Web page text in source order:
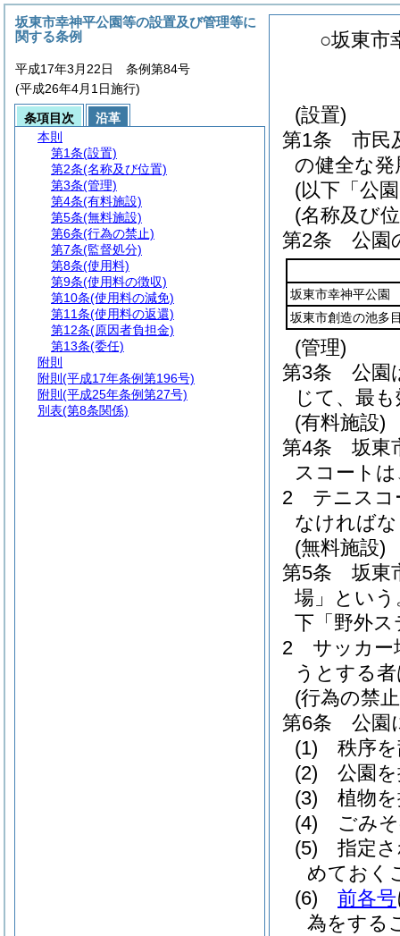
○坂東市
(設置)
第1条
市民
の健全な
(以下「公
(名称及び
第2条
公園
坂東市幸神平公園
坂東市創造の池多
(管理)
第3条
公園
じて、最
(有料施設)
第4条
坂東
スコート
2
テニスコ
なければ
(無料施設)
第5条
坂東
場」という
下「野外
2
サッカー
うとする
(行為の禁
第6条
公園
(1)
秩序
(2)
公園
(3)
植物
(4)
ごみ
(5)
指定
めておく
(6)
前各号
為をする
坂東市幸神平公園等の設置及び管理等に
関する条例
平成17年3月22日 条例第84号
(平成26年4月1日施行)
条項目次
沿革
本則
第1条(設置)
第2条(名称及び位置)
第3条(管理)
第4条(有料施設)
第5条(無料施設)
第6条(行為の禁止)
第7条(監督処分)
第8条(使用料)
第9条(使用料の徴収)
第10条(使用料の減免)
第11条(使用料の返還)
第12条(原因者負担金)
第13条(委任)
附則
附則 (平成17年条例第196号)
附則 (平成25年条例第27号)
別表(第8条関係)